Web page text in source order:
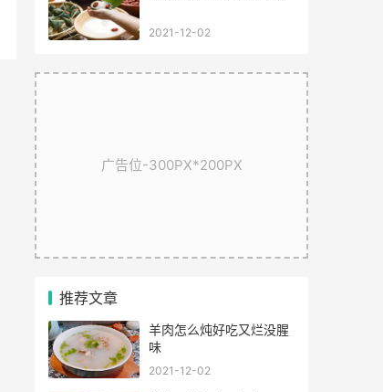
2021-12-02
广告位-300PX*200PX
推荐文章
羊肉怎么炖好吃又烂没腥
味
2021-12-02